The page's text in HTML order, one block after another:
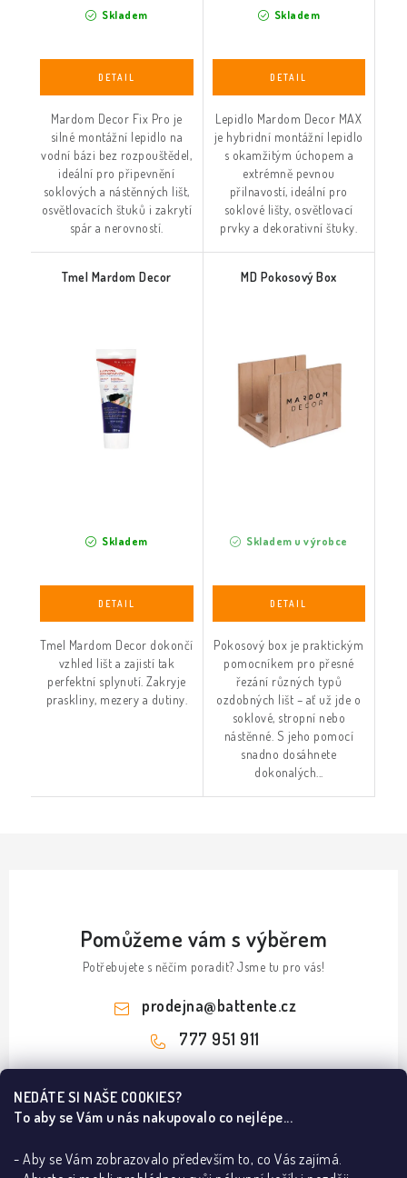
NEDÁTE SI NAŠE COOKIES?
To aby se Vám u nás nakupovalo co nejlépe...
- Aby se Vám zobrazovalo především to, co Vás zajímá.
Skladem
Mardom Decor Fix Pro je
silné montážní lepidlo na
vodní bázi bez rozpouštědel,
ideální pro připevnění
soklových a nástěnných lišt,
osvětlovacích štuků i zakrytí
spár a nerovností.
Skladem
Lepidlo Mardom Decor MAX
je hybridní montážní lepidlo
s okamžitým úchopem a
extrémně pevnou
přilnavostí, ideální pro
soklové lišty, osvětlovací
prvky a dekorativní štuky.
Tmel Mardom Decor
Skladem
Tmel Mardom Decor dokončí
vzhled lišt a zajistí tak
perfektní splynutí. Zakryje
praskliny, mezery a dutiny.
MD Pokosový Box
Skladem u výrobce
Pokosový box je praktickým
pomocníkem pro přesné
řezání různých typů
ozdobných lišt – ať už jde o
soklové, stropní nebo
nástěnné. S jeho pomocí
snadno dosáhnete
dokonalých...
Pomůžeme vám s výběrem
Potřebujete s něčím poradit? Jsme tu pro vás!
prodejna@battente.cz
777 951 911
Z
Informace pro vás
B2B
Ze světa dveří a podlah